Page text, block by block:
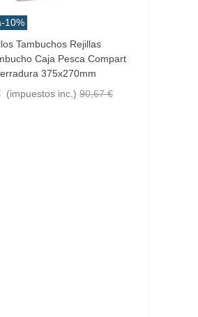
-10%
Tambuchos Rejillas
Caja Pesca Compart
375x270mm
(impuestos inc.) 90,67 €